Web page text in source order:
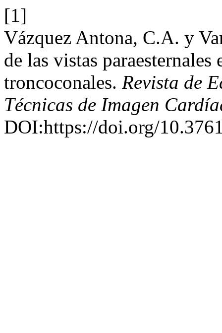
[1]
Vázquez Antona, C.A. y
de las vistas
troncoconales. Revista de
Técnicas de Imagen
DOI:https://doi.org/